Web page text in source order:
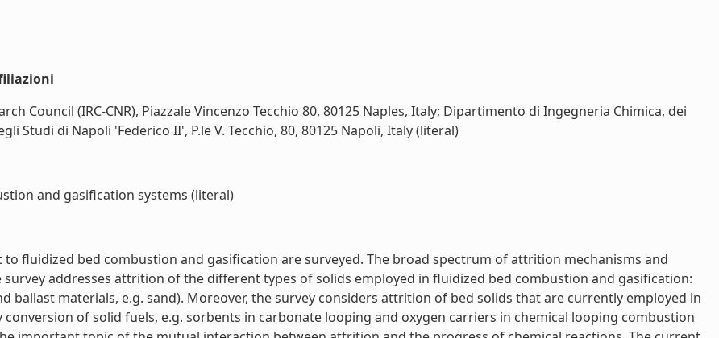
Council (IRC-CNR), Piazzale Vincenzo Tecchio 80, 80125 Naples, Italy; Dipartimento di Ingegneria Chimica, dei
Studi di Napoli 'Federico II', P.le V. Tecchio, 80, 80125 Napoli, Italy (literal)
and gasification systems (literal)
fluidized bed combustion and gasification are surveyed. The broad spectrum of attrition mechanisms and
addresses attrition of the different types of solids employed in fluidized bed combustion and gasification:
ballast materials, e.g. sand). Moreover, the survey considers attrition of bed solids that are currently employed in
conversion of solid fuels, e.g. sorbents in carbonate looping and oxygen carriers in chemical looping combustion